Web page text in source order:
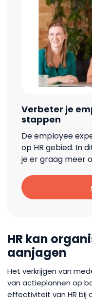
Verbeter je
stappen
De employee
op HR gebied. In
je er graag meer
HR kan
aanjagen
Het verkrijgen van
van actieplannen op
effectiviteit van HR bij